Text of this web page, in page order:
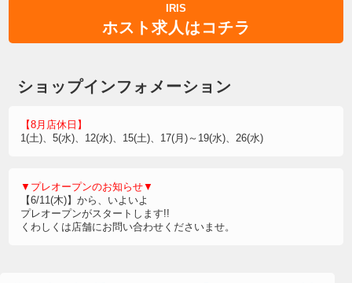
IRIS
ホスト求人はコチラ
ショップインフォメーション
【8月店休日】
1(土)、5(水)、12(水)、15(土)、17(月)～19(水)、26(水)
▼プレオープンのお知らせ▼
【6/11(木)】から、いよいよ
プレオープンがスタートします!!
くわしくは店舗にお問い合わせくださいませ。